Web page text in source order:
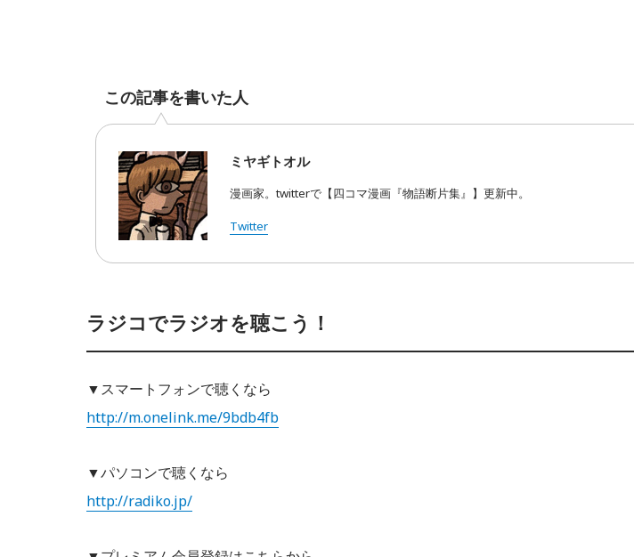
この記事を書いた人
ミヤギトオル
漫画家。twitterで【四コマ漫画『物語断片集』】更新中。
Twitter
ラジコでラジオを聴こう！
▼スマートフォンで聴くなら
http://m.onelink.me/9bdb4fb
▼パソコンで聴くなら
http://radiko.jp/